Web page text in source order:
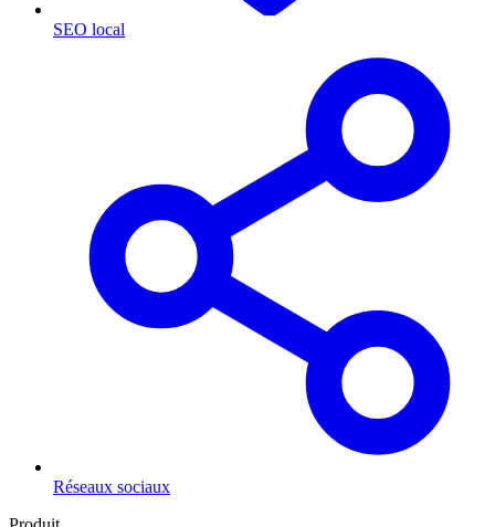
SEO local
Réseaux sociaux